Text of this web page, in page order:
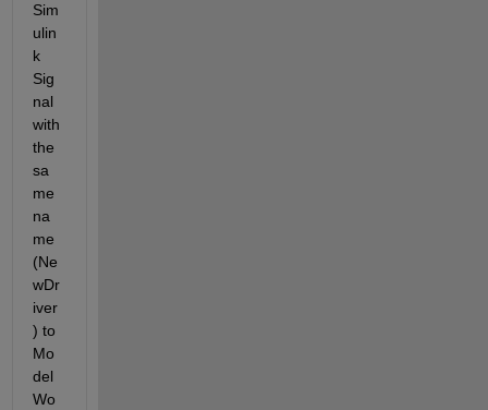
Sim
ulin
k
Sig
nal
with
the
sa
me
na
me
(Ne
wDr
iver
) to
Mo
del
Wo